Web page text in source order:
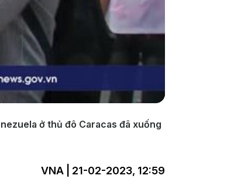
ở thủ đô Caracas đã xuống
VNA | 21-02-2023, 12:59